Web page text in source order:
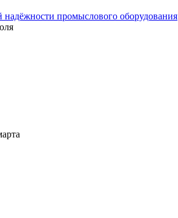
промыслового оборудования